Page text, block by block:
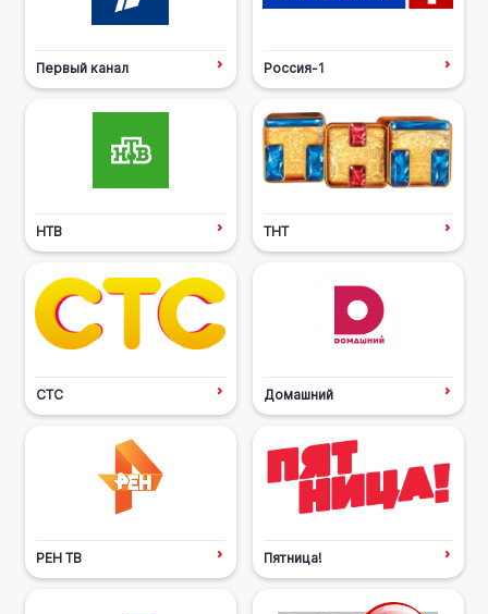
Первый канал Россия-1
НТВ ТНТ
СТС Домашний
РЕН ТВ Пятница!